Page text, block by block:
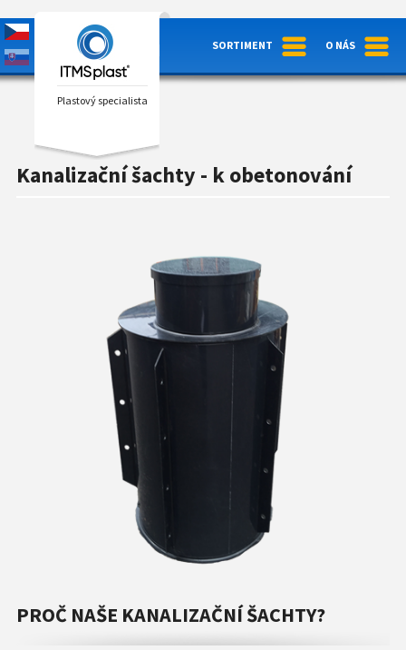
O NÁS
SORTIMENT
Plastový specialista
Kanalizační šachty - k obetonování
PROČ NAŠE KANALIZAČNÍ ŠACHTY?